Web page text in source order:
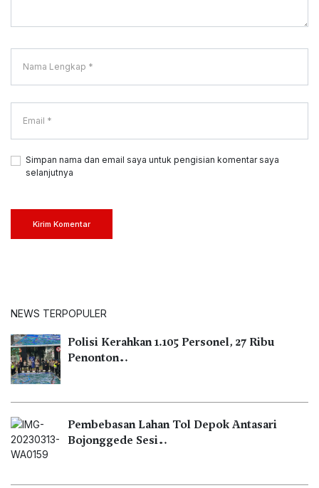
Simpan nama dan email saya untuk pengisian komentar saya
selanjutnya
Kirim Komentar
NEWS TERPOPULER
Polisi Kerahkan 1.105 Personel, 27 Ribu
Penonton…
Pembebasan Lahan Tol Depok Antasari
Bojonggede Sesi…